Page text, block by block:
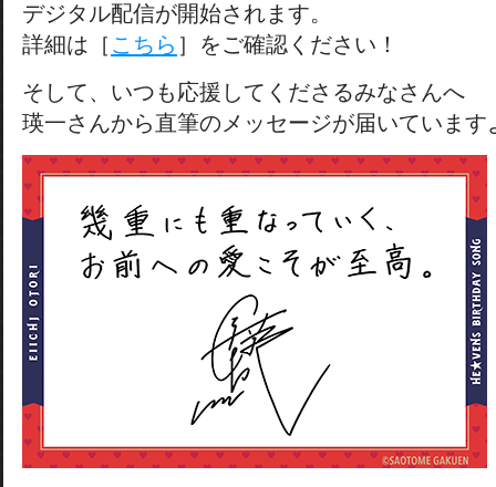
デジタル配信が開始されます。
詳細は［ こちら ］をご確認ください！
そして、いつも応援してくださるみなさんへ
瑛一さんから直筆のメッセージが届いています